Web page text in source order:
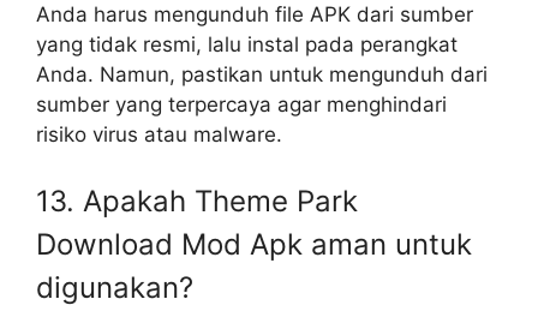
Anda harus mengunduh file APK dari sumber
yang tidak resmi, lalu instal pada perangkat
Anda. Namun, pastikan untuk mengunduh dari
sumber yang terpercaya agar menghindari
risiko virus atau malware.
13. Apakah Theme Park
Download Mod Apk aman untuk
digunakan?